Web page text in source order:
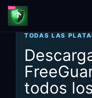
TODAS LAS
todos